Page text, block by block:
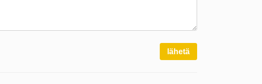
lähetä